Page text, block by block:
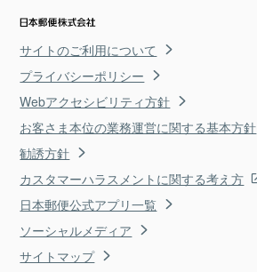
サイトのご利用について
プライバシーポリシー
Webアクセシビリティ方針
お客さま本位の業務運営に関する基本方針
勧誘方針
カスタマーハラスメントに関する考え方
日本郵便公式アプリ一覧
ソーシャルメディア
サイトマップ